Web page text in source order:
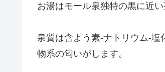
お湯はモール泉独特の黒に近
泉質は含よう素-ナトリウム-
物系の匂いがします。